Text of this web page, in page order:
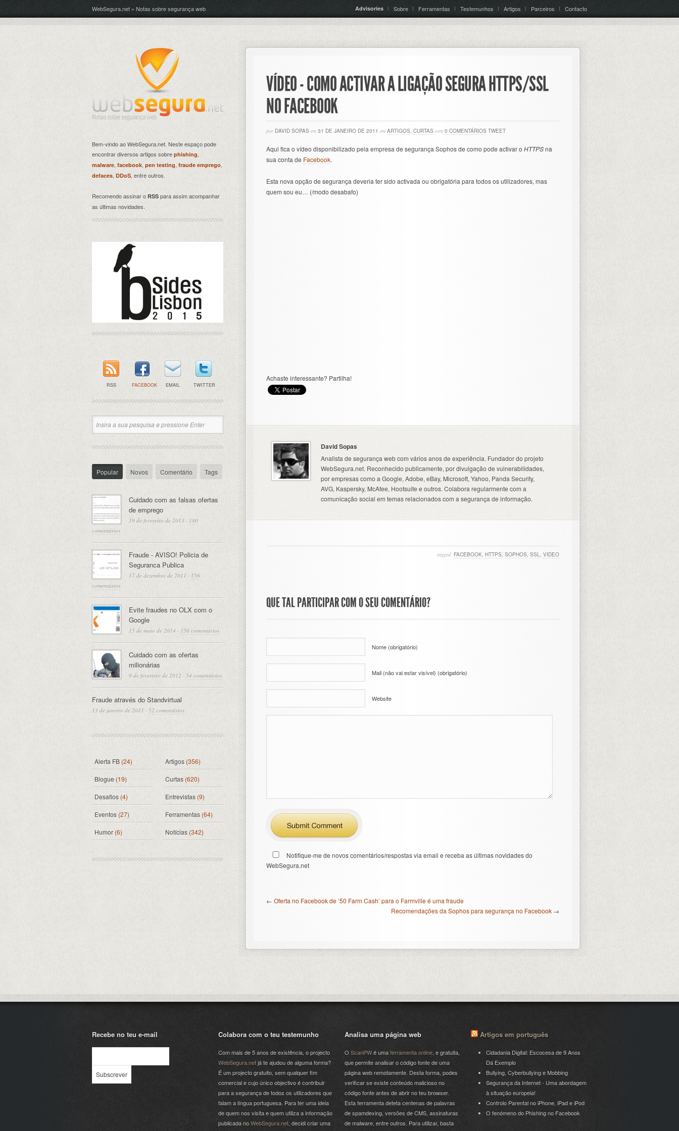
WebSegura.net » Notas sobre segurança web Advisories Sobre Ferramentas Testemunhos Artigos Parceiros Contacto
VÍDEO - COMO ACTIVAR A LIGAÇÃO SEGURA HTTPS/SSL
NO FACEBOOK
por DAVID SOPAS em 31 DE JANEIRO DE 2011 em ARTIGOS, CURTAS com 0 COMENTÁRIOS TWEET
Aqui fica o vídeo disponibilizado pela empresa de segurança Sophos de como pode activar o HTTPSna
sua conta de Facebook.
Esta nova opção de segurança deveria ter sido activada ou obrigatória para todos os utilizadores, mas
quem sou eu… (/modo desabafo)
Achaste interessante? Partilha!
David Sopas
Analista de segurança web com vários anos de experiência. Fundador do projeto
WebSegura.net. Reconhecido publicamente, por divulgação de vulnerabilidades,
por empresas como a Google, Adobe, eBay, Microsoft, Yahoo, Panda Security,
AVG, Kaspersky, McAfee, Hootsuite e outros. Colabora regularmente com a
comunicação social em temas relacionados com a segurança de informação.
tagged: FACEBOOK, HTTPS, SOPHOS, SSL, VIDEO
QUE TAL PARTICIPAR COM O SEU COMENTÁRIO?
Nome (obrigatório)
Mail (não vai estar visível) (obrigatório)
Website
Notifique-me de novos comentários/respostas via email e receba as últimas novidades do
WebSegura.net
← Oferta no Facebook de ’50 Farm Cash’ para o Farmville é uma fraude
Recomendações da Sophos para segurança no Facebook →
Bem-vindo ao WebSegura.net. Neste espaço pode
encontrar diversos artigos sobre phishing,
malware, facebook, pen testing, fraude emprego,
defaces DDoS, entre outros.
Recomendo assinar o RSS para assim acompanhar
as últimas novidades.
RSS FACEBOOK EMAIL TWITTER
Popular Novos Comentário Tags
Cuidado com as falsas ofertas
de emprego
19 de fevereiro de 2013 · 180
comentários
Fraude - AVISO! Policia de
Seguranca Publica
17 de dezembro de 2011 · 156
comentários
Evite fraudes no OLX com o
Google
15 de maio de 2014 · 156 comentários
Cuidado com as ofertas
milionárias
9 de fevereiro de 2012 · 54 comentários
Fraude através do Standvirtual
13 de janeiro de 2011 · 52 comentários
Alerta FB(24) Artigos(356)
Blogue(19) Curtas (620)
Desafios (4) Entrevistas (9)
Eventos (27) Ferramentas(64)
Humor(6) Notícias (342)
Recebe no teu e-mail Colabora com o teu testemunho
Com mais de 5 anos de existência, o projecto
WebSegura.netjá te ajudou de alguma forma?
É um projecto gratuito, sem qualquer fim
comercial e cujo único objectivo é contribuir
para a segurança de todos os utilizadores que
falam a língua portuguesa. Para ter uma ideia
de quem nos visita e quem utiliza a informação
publicada noWebSegura.net , decidi criar uma
Analisa uma página web
OScanPWé umaferramenta online, e gratuita,
que permite analisar o código fonte de uma
página web remotamente. Desta forma, podes
verificar se existe conteúdo malicioso no
código fonte antes de abrir no teu browser.
Esta ferramenta deteta centenas de palavras
de spamdexing, versões de CMS, assinaturas
de malware, entre outros. Para utilizar, basta
Artigos em português
Cidadania Digital: Escocesa de 9 Anos
Dá Exemplo
Bullying, Cyberbullying e Mobbing
Segurança da Internet - Uma abordagem
à situação europeia!
Controlo Parental no iPhone, iPad e iPod
O fenómeno do Phishing no Facebook